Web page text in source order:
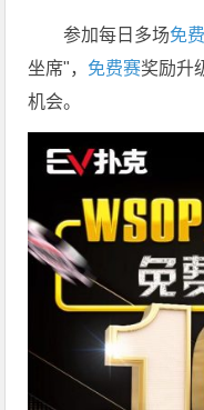
参加每日多场免
坐席"， 免费赛奖励升
机会。